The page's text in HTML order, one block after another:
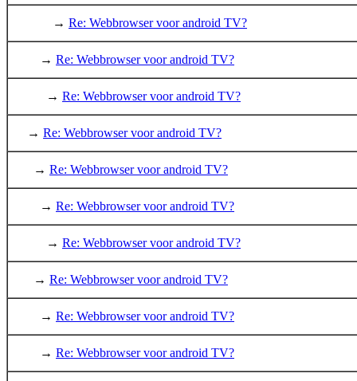
→ Re: Webbrowser voor android TV?
→ Re: Webbrowser voor android TV?
→ Re: Webbrowser voor android TV?
→ Re: Webbrowser voor android TV?
→ Re: Webbrowser voor android TV?
→ Re: Webbrowser voor android TV?
→ Re: Webbrowser voor android TV?
→ Re: Webbrowser voor android TV?
→ Re: Webbrowser voor android TV?
→ Re: Webbrowser voor android TV?